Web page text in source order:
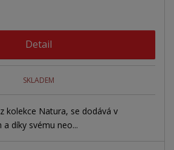
Detail
SKLADEM
kolekce Natura, se dodává v
díky svému neo...